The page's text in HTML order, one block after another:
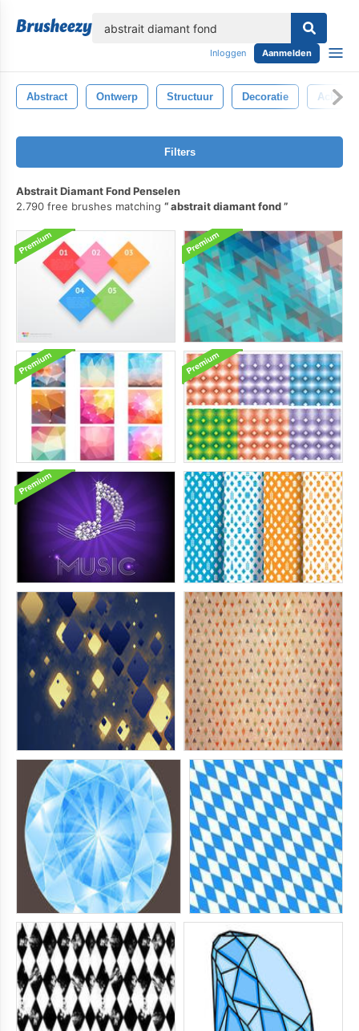
Inloggen Aanmelden
Abstract Ontwerp Structuur Decoratie
Filters
Abstrait Diamant Fond Penselen
2.790 free brushes matching
abstrait diamant fond